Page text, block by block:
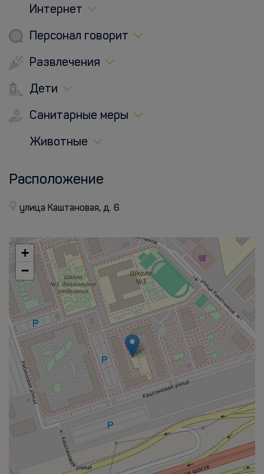
Интернет
Персонал говорит
Развлечения
Дети
Санитарные меры
Животные
Расположение
улица Каштановая, д. 6
+
−